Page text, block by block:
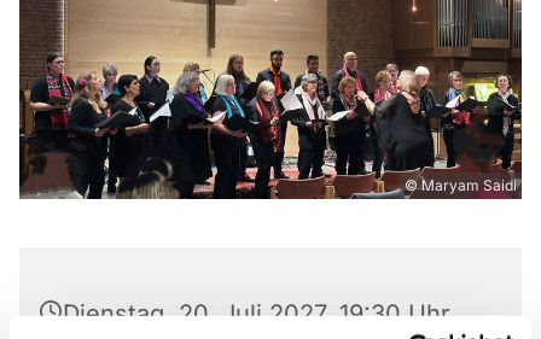
© Maryam Saidi
Dienstag, 20. Juli 2027, 19:30 Uhr